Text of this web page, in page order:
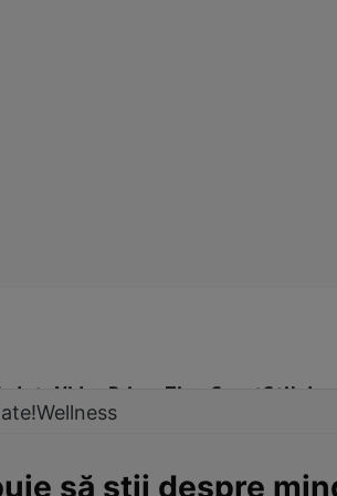
Video Prime Time SportStil de
Wellness
să știi despre